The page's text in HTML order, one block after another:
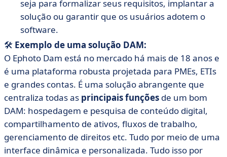
seja para formalizar seus requisitos, implantar a
solução ou garantir que os usuários adotem o
software.
🛠️ Exemplo de uma solução DAM:
O Ephoto Dam está no mercado há mais de 18 anos e
é uma plataforma robusta projetada para PMEs, ETIs
e grandes contas. É uma solução abrangente que
centraliza todas as principais funções de um bom
DAM: hospedagem e pesquisa de conteúdo digital,
compartilhamento de ativos, fluxos de trabalho,
gerenciamento de direitos etc. Tudo por meio de uma
interface dinâmica e personalizada. Tudo isso por